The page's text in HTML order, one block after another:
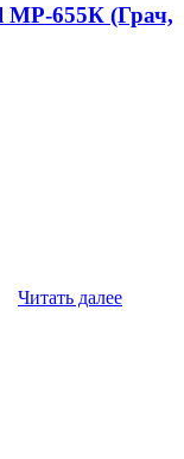
МР-655К (Грач,
Читать далее